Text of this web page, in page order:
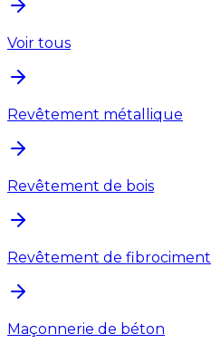
Voir tous
Revêtement métallique
Revêtement de bois
Revêtement de fibrociment
Maçonnerie de béton